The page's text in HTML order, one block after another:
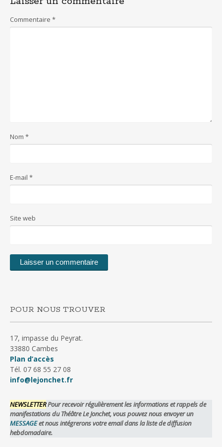
Commentaire *
Nom *
E-mail *
Site web
POUR NOUS TROUVER
17, impasse du Peyrat.
33880 Cambes
Plan d’accès
Tél. 07 68 55 27 08
info@lejonchet.fr
NEWSLETTERPour recevoir régulièrement les informations et rappels de
manifestations du Théâtre Le Jonchet, vous pouvez nous envoyer un
MESSAGEet nous intégrerons votre email dans la liste de diffusion
hebdomadaire.